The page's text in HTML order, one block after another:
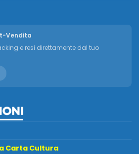
Vendita
e resi direttamente dal tuo
Carta Cultura